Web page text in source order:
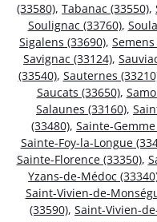
(33580), Tabanac (33550),
Soulignac (33760),
Sigalens (33690),
Savignac (33124),
(33540), Sauternes
Saucats (33650),
Salaunes (33160),
(33480), Sainte-
Sainte-Foy-la-Longue
Sainte-Florence (33350),
Yzans-de-Médoc
Saint-Vivien-de-
(33590), Saint-Vivien-